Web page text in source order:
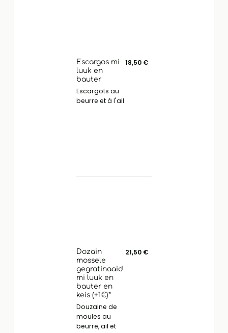
Escargos mi
luuk en
bauter
Escargots au
beurre et à l'ail
18,50 €
Dozain
mossele
gegratinaaid
mi luuk en
bauter en
keis (+1€)*
Douzaine de
moules au
beurre, ail et
21,50 €